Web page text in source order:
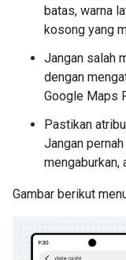
batas, warna
kosong yang
Jangan salah
dengan
Google Maps
Pastikan
Jangan
mengaburkan,
Gambar berikut